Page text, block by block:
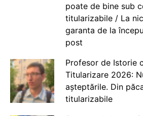
poate de bine sub
titularizabile / La
garanta de la
post
Profesor de Istorie
Titularizare 2026:
așteptările. Din
titularizabile